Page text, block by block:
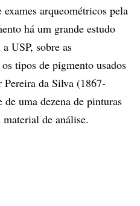
arqueométricos pela
há um grande estudo
USP, sobre as
tipos de pigmento usados
da Silva (1867-
uma dezena de pinturas
de análise.